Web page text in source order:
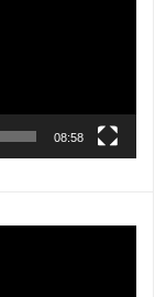
08:58